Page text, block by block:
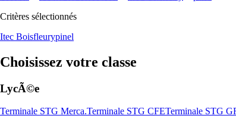
Critères sélectionnés
Itec Boisfleurypinel
Choisissez votre classe
LycÃ©e
Terminale STG Merca.Terminale STG CFETerminale STG